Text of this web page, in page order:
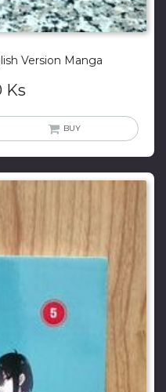
Version Manga
Ks
BUY